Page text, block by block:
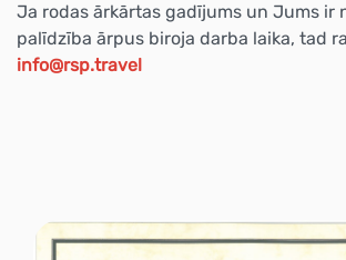
Ja rodas ārkārtas gadījums un Jums ir
palīdzība ārpus biroja darba laika, tad
info@rsp.travel